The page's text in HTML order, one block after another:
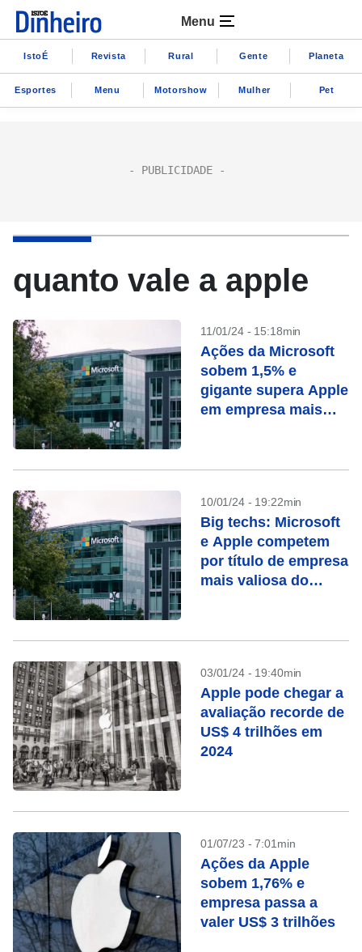
Menu
IstoÉ Revista Rural Gente Planeta
Esportes Menu Motorshow Mulher Pet
quanto vale a apple
11/01/24 - 15:18min
Ações da Microsoft
sobem 1,5% e
gigante supera Apple
em empresa mais
10/01/24 - 19:22min
Big techs: Microsoft
e Apple competem
por título de empresa
mais valiosa do
03/01/24 - 19:40min
Apple pode chegar a
avaliação recorde de
US$ 4 trilhões em
2024
01/07/23 - 7:01min
Ações da Apple
sobem 1,76% e
empresa passa a
valer US$ 3 trilhões